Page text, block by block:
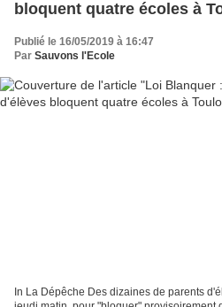
bloquent quatre écoles à
Publié le 16/05/2019 à 16:47
Par Sauvons l'Ecole
In La Dépêche Des dizaines de parents